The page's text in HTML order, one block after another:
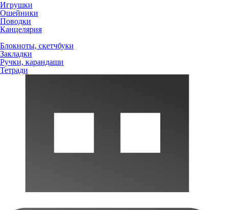
Игрушки
Ошейники
Поводки
Канцелярия
Блокноты, скетчбуки
Закладки
Ручки, карандаши
Тетради